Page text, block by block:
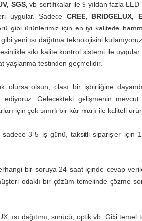
SGS, vb sertifikalar ile 9 yıldan fazla LED
uygular. Sadece CREE, BRIDGELUX,
gibi ürünlerimiz için en iyi kalitede
yeni ısı dağıtma teknolojisini
sıkı kalite kontrol sistemi ile
yaşlanma testinden geçmelidir.
olsun, olası bir işbirliğine
Gelecekteki gelişmenin mevcut
için çok sınırlı bir kâr marjı ile kaliteli
3-5 iş günü, taksitli siparişler için
bir soruya 24 saat içinde cevap
odaklı bir çözüm temelinde çözme
ısı dağıtımı, sürücü, optik vb. Gibi temel